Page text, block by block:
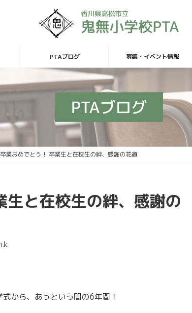
PTAブログ 募集・イベント情報
卒業おめでとう！ 卒業生と在校生の絆、感謝の花道
と在校生の絆、感謝の
から、あっという間の6年間！